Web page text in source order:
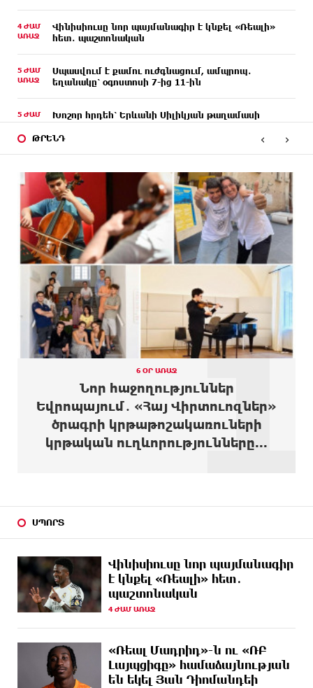
4 ԺԱՄ
ԱՌԱՋ
Վինիսիուսը նոր պայմանագիր է կնքել «Ռեալի»
հետ․ պաշտոնական
5 ԺԱՄ
ԱՌԱՋ
Սպասվում է քամու ուժգնացում, ամպրոպ․
եղանակը՝ օգոստոսի 7-ից 11-ին
5 ԺԱՄ
ԱՌԱՋ
Խոշոր հրդեհ՝ Երևանի Սիլիկյան թաղամասի
ու ծուխը տեսանելի են մի քանի կիլոմետրից
Հնդկաստանի և Իսրայելի վարչապետները
քննարկել են Մերձավոր Արևելքում տիրող
իրավիճակը
6 ԺԱՄ
ԱՌԱՋ
Մալաթիա-Սեբաստիա վարչական շրջանում
արմատից փտած հերթական ծառն է տապալվել
ԱՌԱՋ
Իրանը և Օմանը պլանավորում են փոխել
Հորմուզի նեղուցի նավագնացության
կառուցվածքը
6 ԺԱՄ
ԱՌԱՋ
8-ամյա Մոնթե Մուրադյանն ու Սյունե Քոսակյանը
հաղթահարել են Արարատի գագաթը
Վթար Լոռու մարզում․ փրկարարները վարորդին
7 ԺԱՄ
Երևանում երթուղիների փոփոխություն կլինի
ԱՌԱՋ
մահվան մասին
Կաթողիկոսին
8 ԺԱՄ
ԱՌԱՋ
Ավտովթար՝ Կոտայքի մարզում. Զովունի-Եղվարդ
ճանապարհին բախվել են «Alfa Romeo»-ն
Արժևորվում է Շիրակի երգիծական
բանահյուսությունը
ԹՐԵՆԴ
6 ՕՐ ԱՌԱՋ
Նոր հաջողություններ
Եվրոպայում․ «Հայ Վիրտուոզներ»
ծրագրի կրթաթոշակառուների
կրթական ուղևորությունները...
1
‹ ›
ՍՊՈՐՏ
Վինիսիուսը նոր պայմանագիր
է կնքել «Ռեալի» հետ․
պաշտոնական
4 ԺԱՄ ԱՌԱՋ
«Ռեալ Մադրիդ»-ն ու «ՌԲ
Լայպցիգը» համաձայնության
են եկել Յան Դիոմանդեի